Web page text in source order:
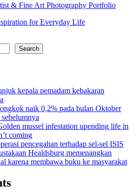
& Fine Art Photography Portfolio
for Everyday Life
Search
kepala pemadam kebakaran
naik 0,2% pada bulan Oktober
mussel infestation upending life in
coming
pencegahan terhadap sel-sel ISIS
Healdsburg memenangkan
karena membawa buku ke masyarakat